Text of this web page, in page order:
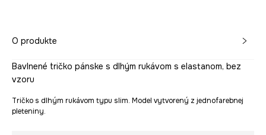
O produkte
Bavlnené tričko pánske s dlhým rukávom s elastanom, bez
vzoru
Tričko s dlhým rukávom typu slim. Model vytvorený z jednofarebnej
pleteniny.